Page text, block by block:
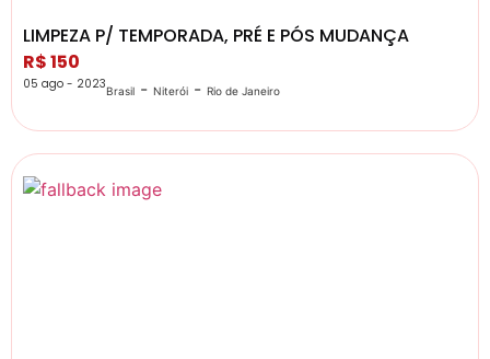
LIMPEZA P/ TEMPORADA, PRÉ E PÓS MUDANÇA
R$ 150
05 ago - 2023Brasil - Niterói - Rio de Janeiro